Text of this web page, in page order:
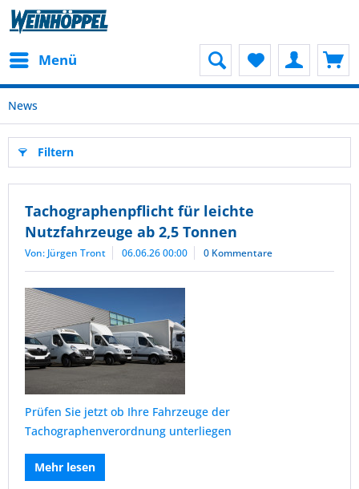
Menü
News
Filtern
Tachographenpflicht für leichte
Nutzfahrzeuge ab 2,5 Tonnen
Von: Jürgen Tront 06.06.26 00:00 0 Kommentare
Prüfen Sie jetzt ob Ihre Fahrzeuge der
Tachographenverordnung unterliegen
Mehr lesen